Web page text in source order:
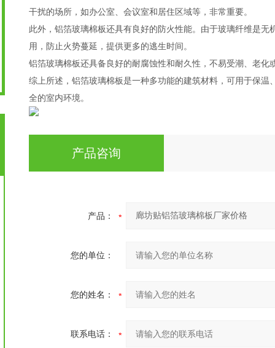
干扰的场所，如办公室、会议室和居住区域等，非常重要。
此外，铝箔玻璃棉板还具有良好的防火性能。由于玻璃纤维是
用，防止火势蔓延，提供更多的逃生时间。
铝箔玻璃棉板还具备良好的耐腐蚀性和耐久性，不易受潮、老化
综上所述，铝箔玻璃棉板是一种多功能的建筑材料，可用于保
全的室内环境。
产品咨询
产品：
您的单位：
您的姓名：
联系电话：